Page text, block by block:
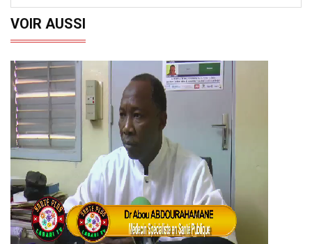
VOIR AUSSI